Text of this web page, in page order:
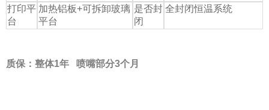
打印平
台
加热铝板+可拆卸玻璃
平台
是否封
闭
全封闭恒温系统
质保：整体1年 喷嘴部分3个月